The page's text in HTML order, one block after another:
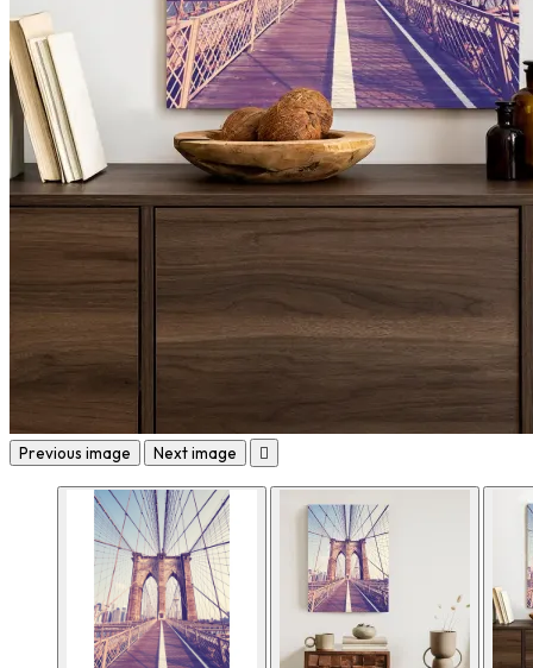
Previous image Next image 